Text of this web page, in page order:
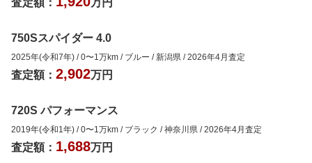
750Sスパイダー 4.0
2025年(令和7年) /0〜1 万km / ブルー /新潟県 /2026年4月査定
査定額： 2,902万円
720S パフォーマンス
2019年(令和1年) /0〜1 万km / ブラック /神奈川県 /2026年4月査定
査定額： 1,688万円